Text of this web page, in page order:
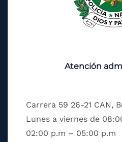
Atención
Carrera 59 26-21 CAN,
Lunes a viernes de
02:00 p.m – 05:00 p.m